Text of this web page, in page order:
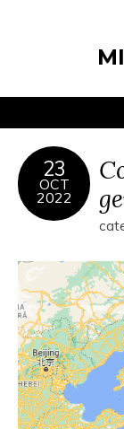
23
OCT
2022